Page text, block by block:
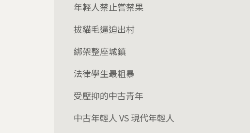
年輕人禁止嘗禁果
拔貓毛逼迫出村
綁架整座城鎮
法律學生最粗暴
受壓抑的中古青年
中古年輕人 VS 現代年輕人